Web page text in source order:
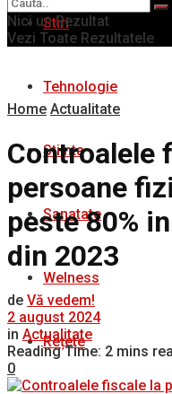
Stiri
Tehnologie
Stiinta
Sanatate
Welness
Rețete
Nici un Rezultat
Vezi Toate Rezultatele
Home Actualitate
Controalele
persoane
peste 80%
din 2023
de Vă vedem!
2 august 2024
in Actualitate
Reading Time: 2 mins
0